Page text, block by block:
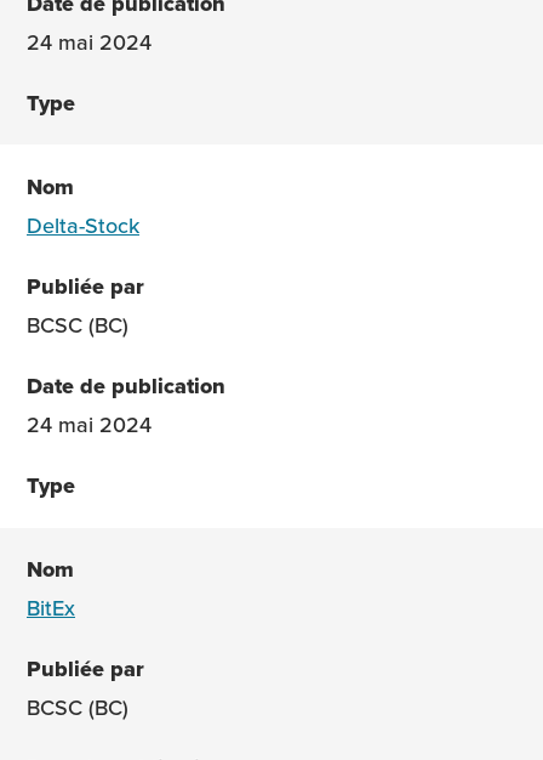
24 mai 2024
Delta-Stock
BCSC (BC)
24 mai 2024
BitEx
BCSC (BC)